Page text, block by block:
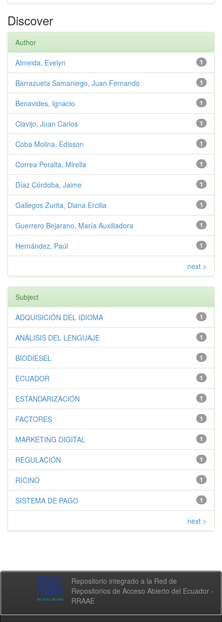
Discover
Author
1
Almeida, Evelyn
1
Barrazueta Samaniego, Juan Fernando
1
Benavides, Ignacio
1
Clavijo, Juan Carlos
1
Coba Molina, Edisson
1
Correa Peralta, Mirella
1
Díaz Córdoba, Jaime
1
Gallegos Zurita, Diana Ercilia
1
Guerrero Bejarano, María Auxiliadora
1
Hernández, Paúl
next >
Subject
1
ADQUISICIÓN DEL IDIOMA
1
ANÁLISIS DEL LENGUAJE
1
BIODIESEL
1
ECUADOR
1
ESTANDARIZACIÓN
1
FACTORES
1
MARKETING DIGITAL
1
REGULACIÓN
1
RICINO
1
SISTEMA DE PAGO
next >
Repositorio integrado a la Red de
Repositorios de Acceso Abierto del Ecuador -
RRAAE